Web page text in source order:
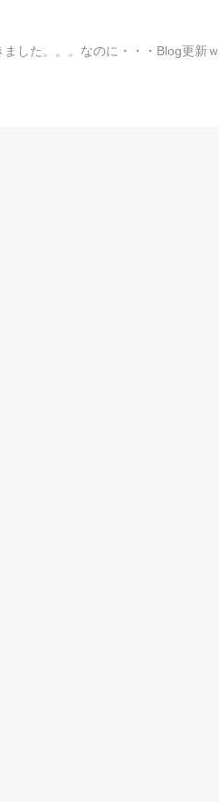
した。。。なのに・・・Blog更新